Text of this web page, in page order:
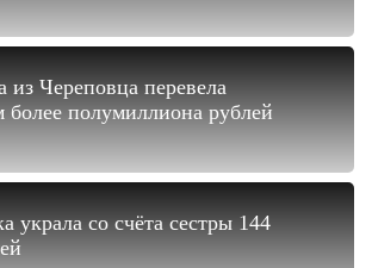
из Череповца перевела
полумиллиона рублей
украла со счёта сестры 144